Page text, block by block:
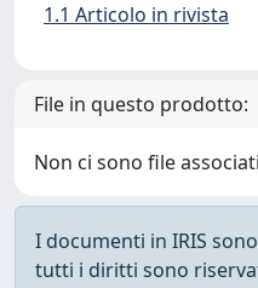
1.1 Articolo in rivista
File in questo prodotto:
Non ci sono file
I documenti in IRIS
tutti i diritti sono